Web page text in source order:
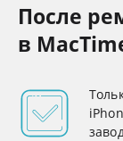
После
в